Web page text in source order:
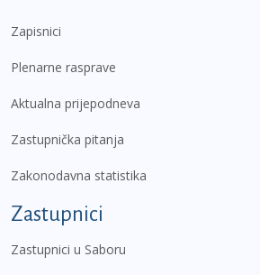
Zapisnici
Plenarne rasprave
Aktualna prijepodneva
Zastupnička pitanja
Zakonodavna statistika
Zastupnici
Zastupnici u Saboru